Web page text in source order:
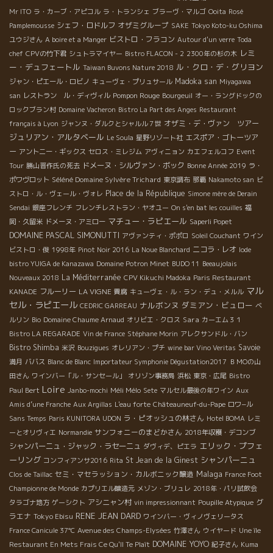
Mr ITO ラ・カーブ・アピコル ラ・トランシェ ブラーヴ・マルゴ Ooita Rosé
Pamplemousse シェフ・ロドルフ オザミグループ SAKE Tokyo Koto-ku Oshima
ユウジさん A boire et a Manger ビストロ・フラコン Autour d'un verre Toda
chef CPVの竹下君 シュトラマイヤー Bistro FLACON - 2 2300年の杉の木 レミ
ー・デュフェートル Taiwan Buvons Nature 2018 ル・クロ・デ・グリヨン
ジャン・ピエール・ロビノ キューヴェ・プリュサール Madoka san Miyagawa
san レストラン ル・ディヴィル Pompon Rouge Bourgeuil オー・ラングドックの
ロックブラン村 Domaine Vacheron Bistro La Part des Anges Restaurant
français à Lyon ジャンヌ・ダルクとシャルル７世 オザミ・デ・ヴァン ツアー
ジュリアン・アルタベール Le Soula 星野リゾート社 エスポア・ゴトーツア
ー アントニー・ギックス セロス・ミレジム アヴィニョン カエフェルコフ Event
Tour 勝山晋作氏の死去 ドメーヌ・シルヴァン・ボック Bonne Année 2019 ラ・
ポワヴロット Séléné Domaine Sylvère Trichard 東京調布 那覇 Nakamoto san ビ
ストロ・ル・ヴェール・ヴォレ Place de la République Simone mère de Derain
Sendai 銀座フレンチ フレンチレストラン・ヤオユー On s'en bat les couilles 福
岡・久留米 ドメーヌ・アミロー マチュー・ラピエール Saperli Popet
DOMAINE PASCAL SIMONUTTI アヴァンティ・ポポロ Soleil Couchant ワイン
ビストロ・俊 1998年 Pinot Noir 2016 La Noue Blanchard ニコラ・レオ Iode
bistro YUIGA de Kanazawa Domaine Potron Minet BUDO 11 Beeaujolais
Nouveaux 2018 La Méditerranée CPV Kikuchi Madoka Paris Restaurant
KANADE フルーリー LA VIGNE 貴腐 キューヴェ・ル・ラン・デュ・メルル マル
セル・ラピエール CEDRIC GARREAU ナルボンヌ ダミアン・ビュロー ベ
ルリン Bio Domaine Chaume Arnaud オリビエ・クロス Sara カーエム３１
Bistro LA REGARADE Vin de France Stéphane Morin アレクサンドル・バン
Bistro Shimba 米沢 Bouzigues オレリアン・プチ wine bar Vino Veritas Savoie
満月 ババス Blanc de Blanc Importateur Symphonie Dégustation2017 ＢＭОの山
田さん ワインバー「ル・サンセール」 オリゾン事務局 浜松 東京・広尾 Bistro
Paul Bert Loire Janbo-mochi Méli Mélo Sete マルセル最後の年ワイン Aux
Amis d’une Franche Aux Argillas L'eau forte Châteauneuf-du-Pape ロワ−ル
Sans Temps Paris KUNITORA UDON ラ・ピオッシュの林さん Hotel BOMA レミ
ーとオリヴィエ Normandie サンフォニーのまどかさん 2018年収穫・デコンブ
シャンパーニュ・ジャック・ラセーニュ ダヴィデ、ピエラ エリック・プフェ
ーリング コンフィアンサ2016 Rita St Jean de la Ginest シャンパーニュ
Clos de Taillac セミ・マセラッション・カルボニック醸造 Malaga France Foot
Championne de Monde カプリエル醸造元 メゾン・ブリュレ 2018年・パリ試飲会
タラゴナ地方 ゲーシクト アシニャン村 vin impressionnant Poupille Atypique グ
ラエナ Tokyo Ebisu RENE JEAN DARD ワインバー・ヴィノヴェリータス
France Canicule 37℃ Avenue des Champs-Elysées 竹澤さん ウイヤード Une île
Restaurant En Mets Frais Ce Qu'Il Te Plaît DOMAINE YOYO 紀子さん Kuma